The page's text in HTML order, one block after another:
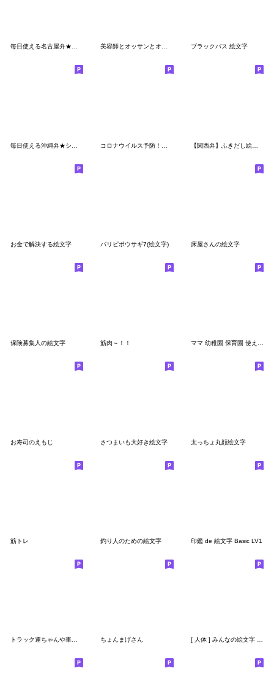
毎日使える名古屋弁★シンプル白黒吹き出し 美容師とオッサンとオバサン絵文字 ブラックバス 絵文字
【関西弁】ふきだし絵文字
お金で解決する絵文字 パリピポウサギ7(絵文字) 床屋さんの絵文字
保険募集人の絵文字 筋肉～！！ ママ 幼稚園 保育園 使える絵文字
お寿司のえもじ さつまいも大好き絵文字 太っちょ丸顔絵文字
筋トレ 釣り人のための絵文字 印鑑 de 絵文字 Basic LV1
トラック運ちゃんや車好きな人に♪ ちょんまげさん [ 人体 ] みんなの絵文字 基本セット